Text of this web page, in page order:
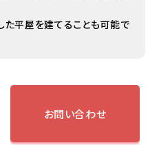
た平屋を建てることも可能で
お問い合わせ